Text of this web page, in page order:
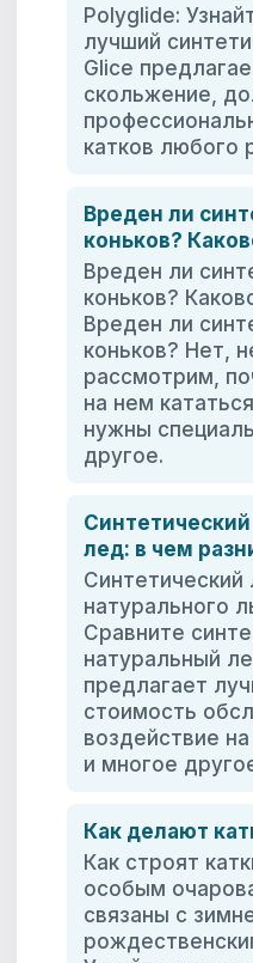
Polyglide:
лучший
Glice
скольжение,
катков любого
Вреден ли
коньков?
Вреден ли
коньков?
Вреден ли
коньков? Нет,
рассмотрим,
на нем
нужны
другое.
лед: в чем
Синтетический
натурального
Сравните
натуральный
предлагает
стоимость
воздействие
и многое
Как делают
Как строят
особым
связаны с